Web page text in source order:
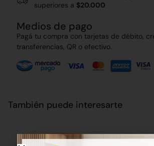
superiores a $20.000
Medios de pago
Pagá tu compra con tarjetas de débito,
transferencias, QR o efectivo.
También puede interesarte